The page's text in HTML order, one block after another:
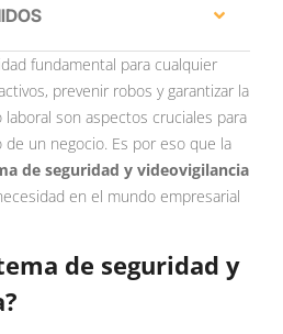
fundamental para cualquier
prevenir robos y garantizar la
son aspectos cruciales para
un negocio. Es por eso que la
de seguridad y videovigilancia
en el mundo empresarial
de seguridad y